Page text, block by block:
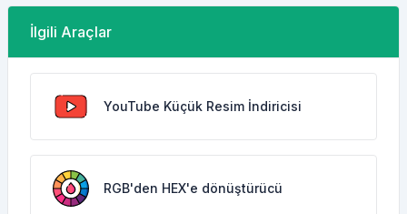
İlgili Araçlar
YouTube Küçük Resim İndiricisi
RGB'den HEX'e dönüştürücü